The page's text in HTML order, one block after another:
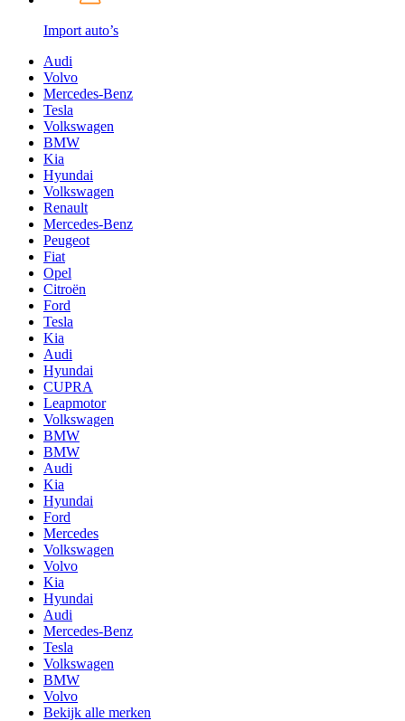
Import auto’s
Audi
Volvo
Mercedes-Benz
Tesla
Volkswagen
BMW
Kia
Hyundai
Volkswagen
Renault
Mercedes-Benz
Peugeot
Fiat
Opel
Citroën
Ford
Tesla
Kia
Audi
Hyundai
CUPRA
Leapmotor
Volkswagen
BMW
BMW
Audi
Kia
Hyundai
Ford
Mercedes
Volkswagen
Volvo
Kia
Hyundai
Audi
Mercedes-Benz
Tesla
Volkswagen
BMW
Volvo
Bekijk alle merken